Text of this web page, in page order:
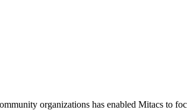
organizations has enabled Mitacs to